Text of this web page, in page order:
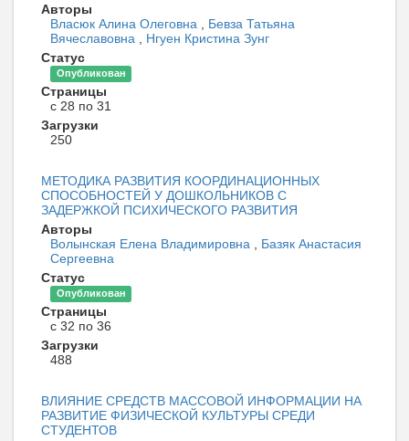
Авторы
Власюк Алина Олеговна , Бевза Татьяна
Вячеславовна , Нгуен Кристина Зунг
Статус
Опубликован
Страницы
с 28 по 31
Загрузки
250
МЕТОДИКА РАЗВИТИЯ КООРДИНАЦИОННЫХ
СПОСОБНОСТЕЙ У ДОШКОЛЬНИКОВ С
ЗАДЕРЖКОЙ ПСИХИЧЕСКОГО РАЗВИТИЯ
Авторы
Волынская Елена Владимировна , Базяк Анастасия
Сергеевна
Статус
Опубликован
Страницы
с 32 по 36
Загрузки
488
ВЛИЯНИЕ СРЕДСТВ МАССОВОЙ ИНФОРМАЦИИ НА
РАЗВИТИЕ ФИЗИЧЕСКОЙ КУЛЬТУРЫ СРЕДИ
СТУДЕНТОВ